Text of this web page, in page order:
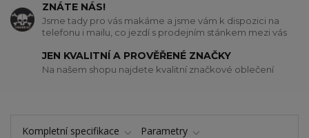
ZNÁTE NÁS!
Jsme tady pro vás makáme a jsme vám k dispozici na
telefonu i mailu, co jezdí s prodejním stánkem mezi vás
JEN KVALITNÍ A PROVĚŘENÉ ZNAČKY
Na našem shopu najdete kvalitní značkové oblečení
Kompletní specifikace
Parametry